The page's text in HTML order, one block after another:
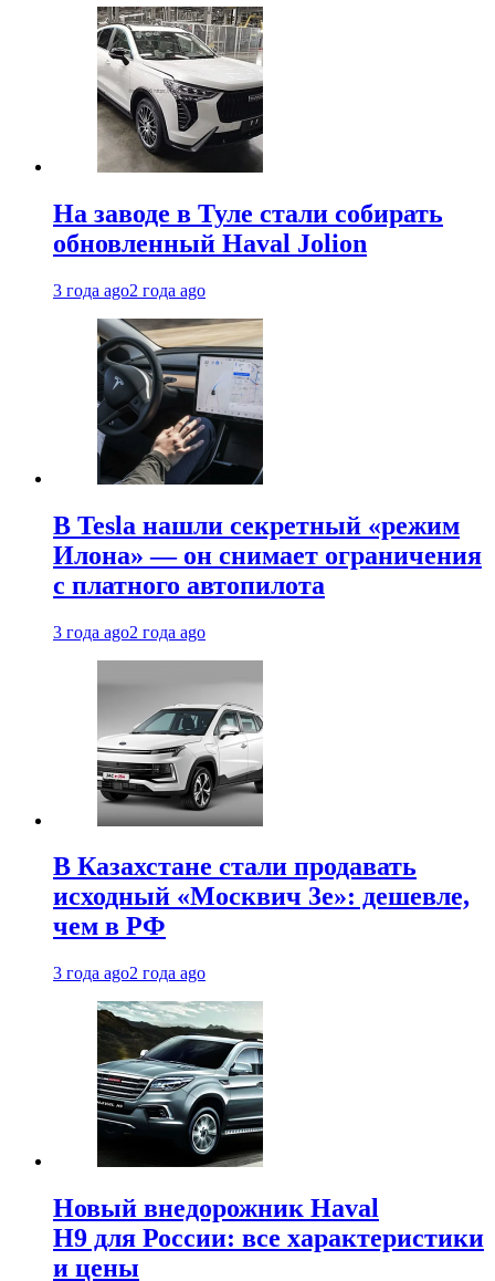
На заводе в Туле стали собирать
обновленный Haval Jolion
3 года ago2 года ago
В Tesla нашли секретный «режим
Илона» — он снимает ограничения
с платного автопилота
3 года ago2 года ago
В Казахстане стали продавать
исходный «Москвич 3e»: дешевле,
чем в РФ
3 года ago2 года ago
Новый внедорожник Haval
H9 для России: все характеристики
и цены